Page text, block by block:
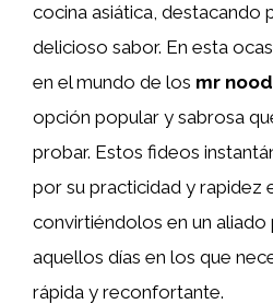
cocina asiática, destacando
delicioso sabor. En esta
en el mundo de los mr
opción popular y sabrosa
probar. Estos fideos
por su practicidad y rapidez
convirtiéndolos en un
aquellos días en los que
rápida y reconfortante.